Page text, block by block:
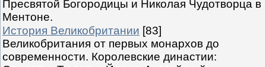
Пресвятой Богородицы и Николая Чудотворца в
Ментоне.
История Великобритании [83]
Великобритания от первых монархов до
современности. Королевские династии: